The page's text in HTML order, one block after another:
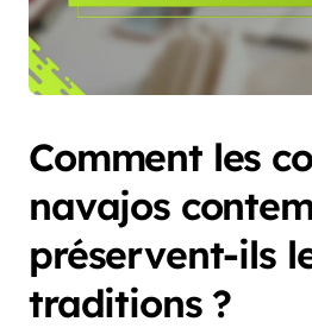
Comment les
navajos
préservent-ils
traditions ?